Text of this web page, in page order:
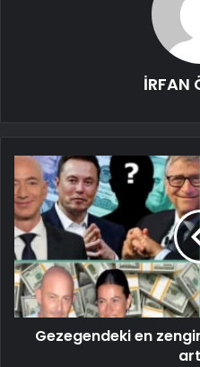
İRFAN
Gezegendeki en